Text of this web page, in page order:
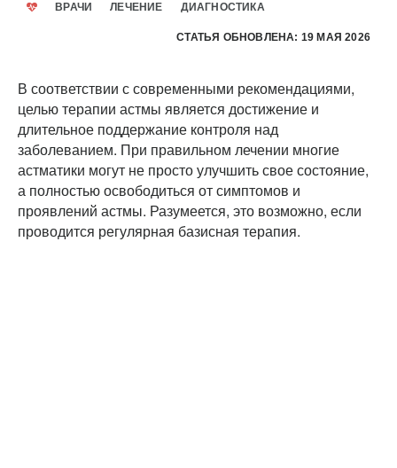
ВРАЧИ ЛЕЧЕНИЕ ДИАГНОСТИКА
СТАТЬЯ ОБНОВЛЕНА: 19 МАЯ 2026
В соответствии с современными рекомендациями,
целью терапии астмы является достижение и
длительное поддержание контроля над
заболеванием. При правильном лечении многие
астматики могут не просто улучшить свое состояние,
а полностью освободиться от симптомов и
проявлений астмы. Разумеется, это возможно, если
проводится регулярная базисная терапия.